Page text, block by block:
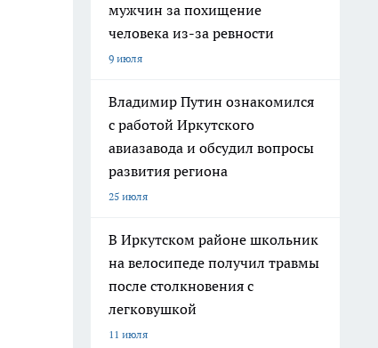
мужчин за похищение
человека из-за ревности
9 июля
Владимир Путин ознакомился
с работой Иркутского
авиазавода и обсудил вопросы
развития региона
25 июля
В Иркутском районе школьник
на велосипеде получил травмы
после столкновения с
легковушкой
11 июля